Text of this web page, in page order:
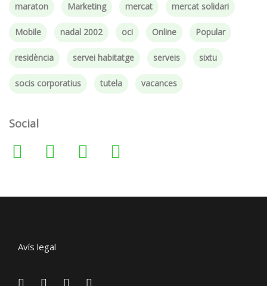
maraton Marketing mercat mercat solidari
Mobile nadal 2002 oci Online Popular
residència servei habitatge serveis sixtu
socis corporatius tutela vacances
Social
Avís legal